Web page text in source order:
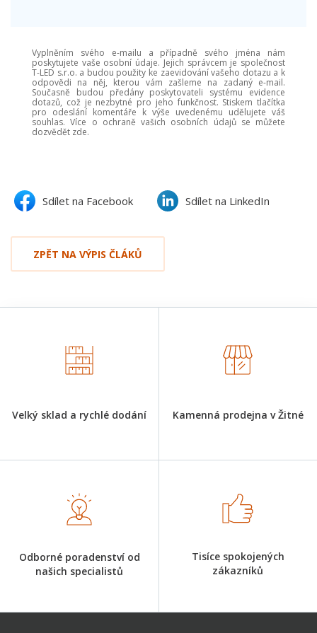
Vyplněním svého e-mailu a případně svého jména nám
poskytujete vaše osobní údaje. Jejich správcem je společnost
T-LED s.r.o. a budou použity ke zaevidování vašeho dotazu a k
odpovědi na něj, kterou vám zašleme na zadaný e-mail.
Současně budou předány poskytovateli systému evidence
dotazů, což je nezbytné pro jeho funkčnost. Stiskem tlačítka
pro odeslání komentáře k výše uvedenému udělujete váš
souhlas. Více o ochraně vašich osobních údajů se můžete
dozvědět zde.
Sdílet na Facebook Sdílet na LinkedIn
ZPĚT NA VÝPIS ČLÁKŮ
Velký sklad a rychlé dodání Kamenná prodejna v Žitné
Odborné poradenství od
našich specialistů
Tisíce spokojených
zákazníků